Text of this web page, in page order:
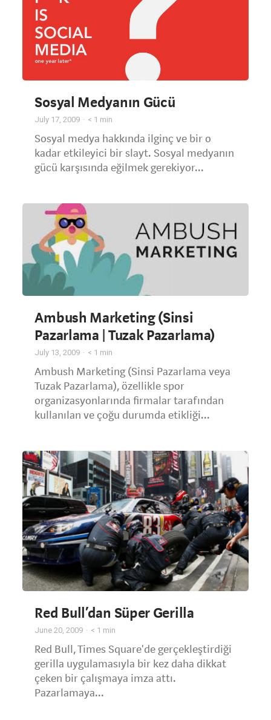
Sosyal Medyanın Gücü
July 17, 2009 < 1 min
Sosyal medya hakkında ilginç ve bir o
kadar etkileyici bir slayt. Sosyal medyanın
gücü karşısında eğilmek gerekiyor...
Ambush Marketing (Sinsi
Pazarlama | Tuzak Pazarlama)
July 13, 2009 < 1 min
Ambush Marketing (Sinsi Pazarlama veya
Tuzak Pazarlama), özellikle spor
organizasyonlarında firmalar tarafından
kullanılan ve çoğu durumda etikliği...
Red Bull’dan Süper Gerilla
June 20, 2009 < 1 min
Red Bull, Times Square'de gerçekleştirdiği
gerilla uygulamasıyla bir kez daha dikkat
çeken bir çalışmaya imza attı.
Pazarlamaya...